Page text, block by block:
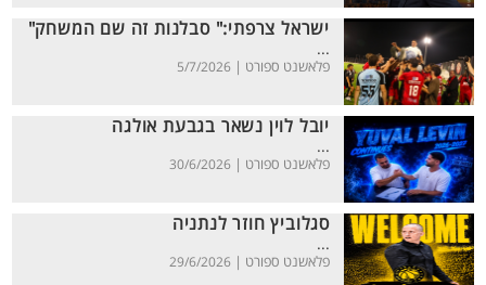
ישראל צרפתי:" סבלנות זה שם המשחק"
...
פלאשנט ספורט | 5/7/2026
יובל לוין נשאר בגבעת אולגה
...
פלאשנט ספורט | 30/6/2026
סגלוביץ חוזר לנתניה
...
פלאשנט ספורט | 29/6/2026